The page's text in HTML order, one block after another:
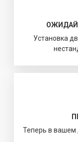
Установка
Теперь в вашем